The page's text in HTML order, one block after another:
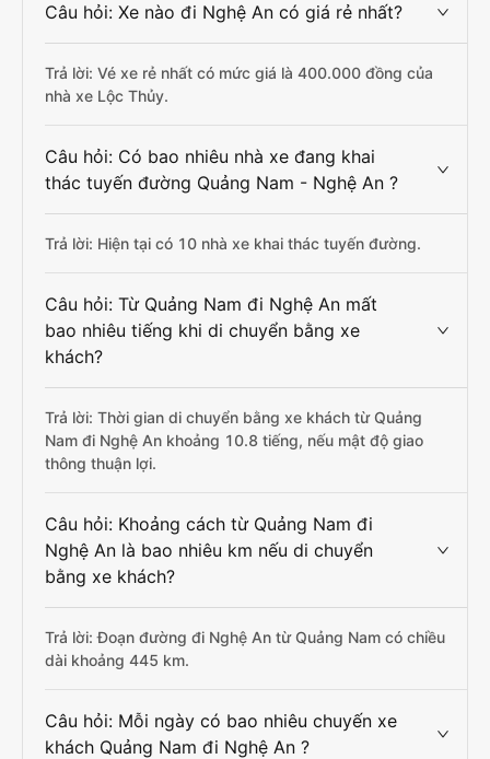
Câu hỏi: Xe nào đi Nghệ An có giá rẻ nhất?
Trả lời: Vé xe rẻ nhất có mức giá là 400.000 đồng của
nhà xe Lộc Thủy.
Câu hỏi: Có bao nhiêu nhà xe đang khai
thác tuyến đường Quảng Nam - Nghệ An ?
Trả lời: Hiện tại có 10 nhà xe khai thác tuyến đường.
Câu hỏi: Từ Quảng Nam đi Nghệ An mất
bao nhiêu tiếng khi di chuyển bằng xe
khách?
Trả lời: Thời gian di chuyển bằng xe khách từ Quảng
Nam đi Nghệ An khoảng 10.8 tiếng, nếu mật độ giao
thông thuận lợi.
Câu hỏi: Khoảng cách từ Quảng Nam đi
Nghệ An là bao nhiêu km nếu di chuyển
bằng xe khách?
Trả lời: Đoạn đường đi Nghệ An từ Quảng Nam có chiều
dài khoảng 445 km.
Câu hỏi: Mỗi ngày có bao nhiêu chuyến xe
khách Quảng Nam đi Nghệ An ?